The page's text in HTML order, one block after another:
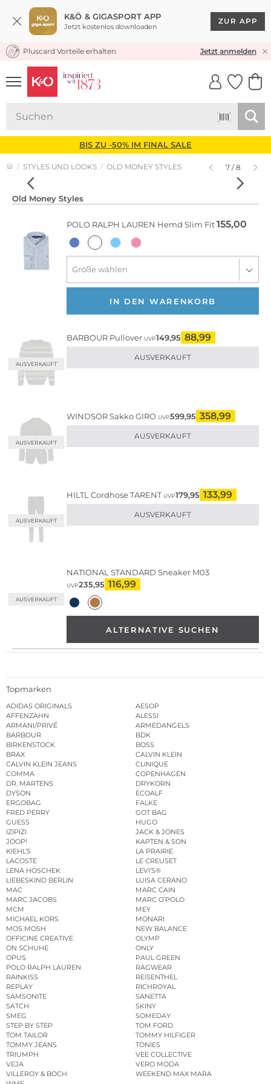
K&Ö & GIGASPORT APP
Jetzt kostenlos downloaden
ZUR APP
KOSTENLOSER VERSAND* & RÜCKVERSAND
Pluscard Vorteile erhalten Jetzt anmelden
UNSERE APP
CLICK &
BIS ZU -50% IM FINAL SALE
STYLES UND LOOKS OLD MONEY STYLES 7 / 8
Old Money Styles
POLO RALPH LAUREN Hemd Slim Fit155,00
IN DEN WARENKORB
AUSVERKAUFT
BARBOUR Pullover UVP149,95 88,99
AUSVERKAUFT
AUSVERKAUFT
WINDSORSakko GIRO UVP599,95 358,99
AUSVERKAUFT
AUSVERKAUFT
HILTL Cordhose TARENT UVP179,95 133,99
AUSVERKAUFT
AUSVERKAUFT
NATIONAL STANDARD Sneaker M03
UVP235,95 116,99
ALTERNATIVE SUCHEN
Topmarken
ADIDAS ORIGINALS
AESOP
AFFENZAHN
ALESSI
ARMANI/PRIVÉ
ARMEDANGELS
BARBOUR
BDK
BIRKENSTOCK
BOSS
BRAX
CALVIN KLEIN
CALVIN KLEIN JEANS
CLINIQUE
COMMA
COPENHAGEN
DR. MARTENS
DRYKORN
DYSON
ECOALF
ERGOBAG
FALKE
FRED PERRY
GOT BAG
GUESS
HUGO
IZIPIZI
JACK & JONES
JOOP!
KAPTEN & SON
KIEHL’S
LA PRAIRIE
LACOSTE
LE CREUSET
LENA HOSCHEK
LEVI’S®
LIEBESKIND BERLIN
LUISA CERANO
MAC
MARC CAIN
MARC JACOBS
MARC O’POLO
MCM
MEY
MICHAEL KORS
MONARI
MOS MOSH
NEW BALANCE
OFFICINE CREATIVE
OLYMP
ON SCHUHE
ONLY
OPUS
PAUL GREEN
POLO RALPH LAUREN
RAGWEAR
RAINKISS
REISENTHEL
REPLAY
RICHROYAL
SAMSONITE
SANETTA
SATCH
SKINY
SMEG
SOMEDAY
STEP BY STEP
TOM FORD
TOM TAILOR
TOMMY HILFIGER
TOMMY JEANS
TONIES
TRIUMPH
VEE COLLECTIVE
VEJA
VERO MODA
VILLEROY & BOCH
WEEKEND MAX MARA